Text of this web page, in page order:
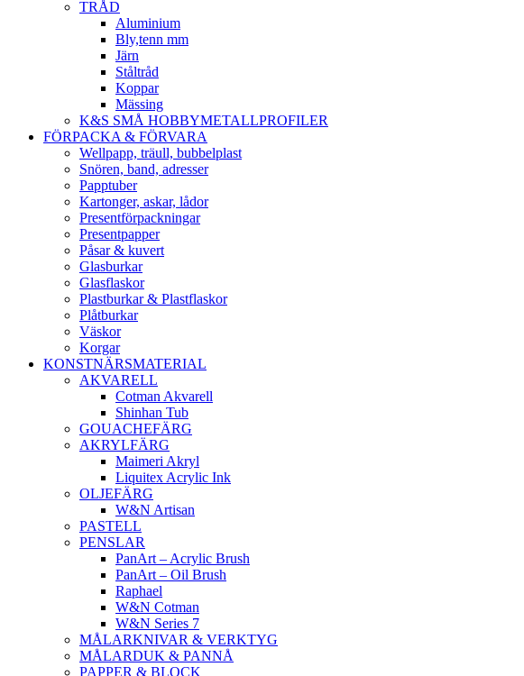
TRÅD
Aluminium
Bly,tenn mm
Järn
Ståltråd
Koppar
Mässing
K&S SMÅ HOBBYMETALLPROFILER
FÖRPACKA & FÖRVARA
Wellpapp, träull, bubbelplast
Snören, band, adresser
Papptuber
Kartonger, askar, lådor
Presentförpackningar
Presentpapper
Påsar & kuvert
Glasburkar
Glasflaskor
Plastburkar & Plastflaskor
Plåtburkar
Väskor
Korgar
KONSTNÄRSMATERIAL
AKVARELL
Cotman Akvarell
Shinhan Tub
GOUACHEFÄRG
AKRYLFÄRG
Maimeri Akryl
Liquitex Acrylic Ink
OLJEFÄRG
W&N Artisan
PASTELL
PENSLAR
PanArt – Acrylic Brush
PanArt – Oil Brush
Raphael
W&N Cotman
W&N Series 7
MÅLARKNIVAR & VERKTYG
MÅLARDUK & PANNÅ
PAPPER & BLOCK